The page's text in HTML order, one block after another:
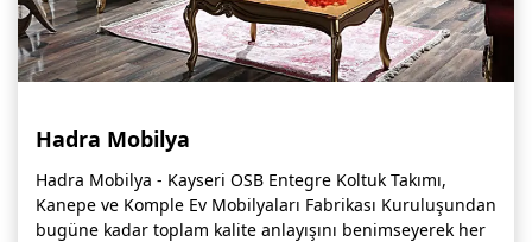
Hadra Mobilya
Hadra Mobilya - Kayseri OSB Entegre Koltuk Takımı,
Kanepe ve Komple Ev Mobilyaları Fabrikası Kuruluşundan
bugüne kadar toplam kalite anlayışını benimseyerek her